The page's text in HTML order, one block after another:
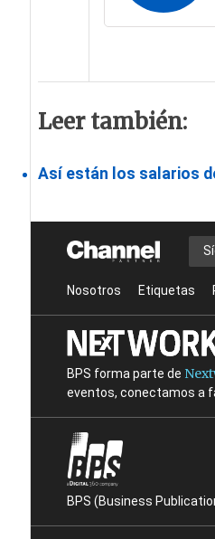
Leer también:
Así están los salarios
Nosotros Etiquetas
BPS forma parte de
eventos, conectamos a
BPS (Business